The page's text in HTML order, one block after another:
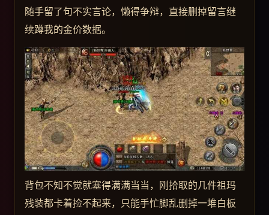
随手留了句不实言论，懒得争辩，直接删掉留言继
续蹲我的金价数据。
背包不知不觉就塞得满满当当，刚拾取的几件祖玛
残装都卡着捡不起来，只能手忙脚乱删掉一堆白板